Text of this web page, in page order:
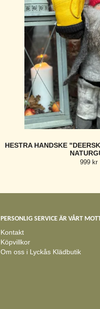
HESTRA HANDSKE
999 kr
PERSONLIG SERVICE ÄR VÅRT
Kontakt
Köpvillkor
Om oss i Lyckås Klädbutik